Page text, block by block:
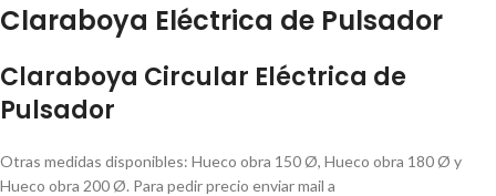
Claraboya Eléctrica de Pulsador
Claraboya Circular Eléctrica de
Pulsador
Otras medidas disponibles: Hueco obra 150 Ø, Hueco obra 180 Ø y
Hueco obra 200 Ø. Para pedir precio enviar mail a